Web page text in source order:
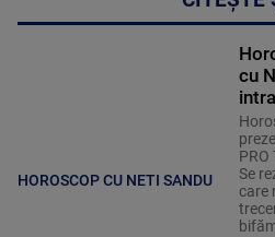
HOROSCOP CU NETI SANDU
cu
PRO
Se
care